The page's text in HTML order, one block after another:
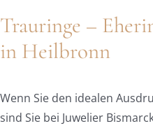
Trauringe –
in Heilbronn
Wenn Sie den idealen
sind Sie bei Juwelier